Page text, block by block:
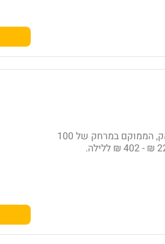
מלון בדירוג 3 כוכבים באזור קאו לאק, הממוקם במרחק של 100